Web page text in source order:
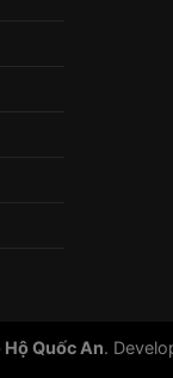
Hộ Quốc An.